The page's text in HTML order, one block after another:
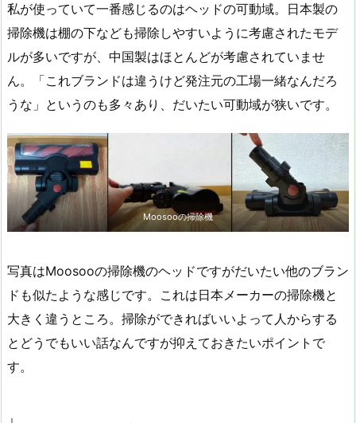
私が使っていて一番感じるのはヘッドの可動域。日本製の
掃除機は棚の下なども掃除しやすいように考慮されたモデ
ルが多いですが、中国製はほとんどが考慮されていませ
ん。「これブランドは違うけど発注元の工場一緒なんだろ
うな」というのも多々あり、だいたい可動域が狭いです。
Moosooの掃除機
写真はMoosooの掃除機のヘッドですがだいたい他のブラン
ドも似たような感じです。これは日本メーカーの掃除機と
大きく違うところ。掃除ができればいいよって人からする
とどうでもいい話なんですが抑えておきたいポイントで
す。